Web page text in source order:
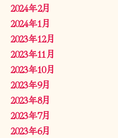
2024年2月
2024年1月
2023年12月
2023年11月
2023年10月
2023年9月
2023年8月
2023年7月
2023年6月